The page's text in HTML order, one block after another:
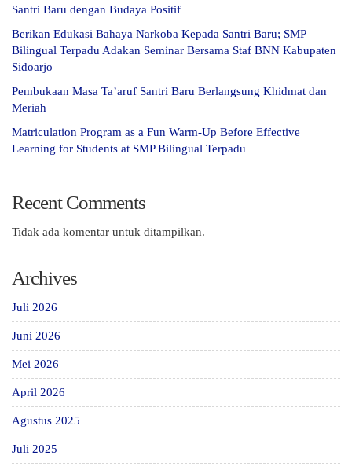
Santri Baru dengan Budaya Positif
Berikan Edukasi Bahaya Narkoba Kepada Santri Baru; SMP
Bilingual Terpadu Adakan Seminar Bersama Staf BNN Kabupaten
Sidoarjo
Pembukaan Masa Ta’aruf Santri Baru Berlangsung Khidmat dan
Meriah
Matriculation Program as a Fun Warm-Up Before Effective
Learning for Students at SMP Bilingual Terpadu
Recent Comments
Tidak ada komentar untuk ditampilkan.
Archives
Juli 2026
Juni 2026
Mei 2026
April 2026
Agustus 2025
Juli 2025